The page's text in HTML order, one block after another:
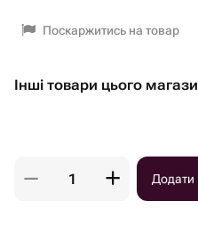
Поскаржитись на товар
Інші товари цього
Додати